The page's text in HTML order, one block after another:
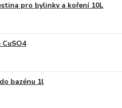
pro bylinky a koření 10L
bazénu 1l